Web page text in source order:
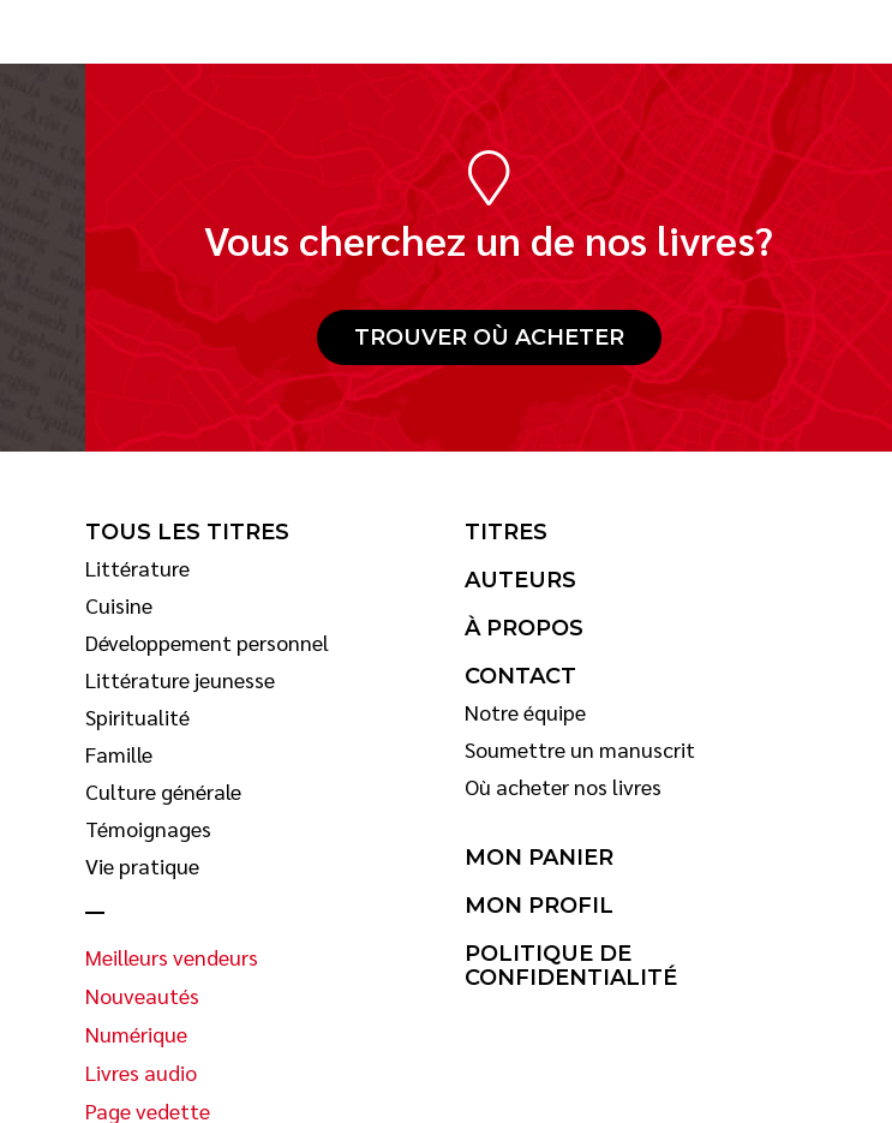
Vous cherchez un de nos livres?
TROUVER OÙ ACHETER
TOUS LES TITRES
Littérature
Cuisine
Développement personnel
Littérature jeunesse
Spiritualité
Famille
Culture générale
Témoignages
Vie pratique
Meilleurs vendeurs
Nouveautés
Numérique
Livres audio
Page vedette
TITRES
AUTEURS
À PROPOS
CONTACT
Notre équipe
Soumettre un manuscrit
Où acheter nos livres
MON PANIER
MON PROFIL
POLITIQUE DE
CONFIDENTIALITÉ